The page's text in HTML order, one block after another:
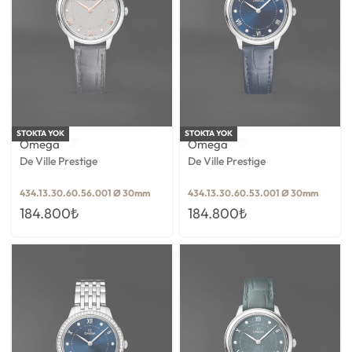
STOKTA YOK
Omega
De Ville Prestige
434.13.30.60.56.001 Ø 30mm
184.800₺
STOKTA YOK
Omega
De Ville Prestige
434.13.30.60.53.001 Ø 30mm
184.800₺